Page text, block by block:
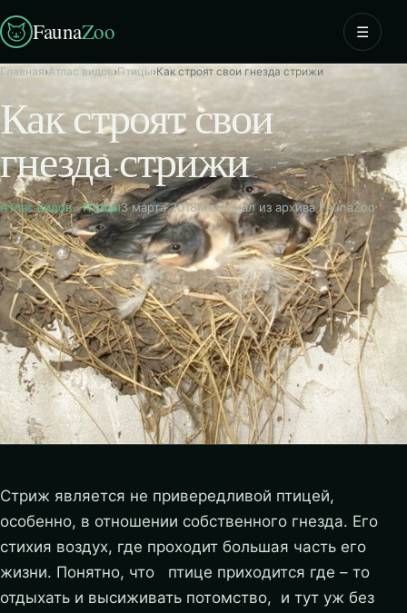
FaunaZoo ☰
Главная›Атлас видов›Птицы›Как строят свои гнезда стрижи
Как строят свои
гнезда стрижи
Атлас видов·Птицы3 марта 2018Материал из архива FaunaZoo
Стриж является не привередливой птицей,
особенно, в отношении собственного гнезда. Его
стихия воздух, где проходит большая часть его
жизни. Понятно, что птице приходится где – то
отдыхать и высиживать потомство, и тут уж без